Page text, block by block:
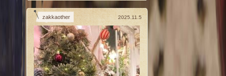
zakkaother 2025.11.5